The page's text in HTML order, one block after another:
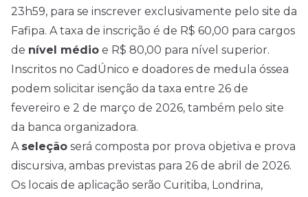
23h59, para se inscrever exclusivamente pelo site da
Fafipa. A taxa de inscrição é de R$ 60,00 para cargos
de nível médio e R$ 80,00 para nível superior.
Inscritos no CadÚnico e doadores de medula óssea
podem solicitar isenção da taxa entre 26 de
fevereiro e 2 de março de 2026, também pelo site
da banca organizadora.
A seleção será composta por prova objetiva e prova
discursiva, ambas previstas para 26 de abril de 2026.
Os locais de aplicação serão Curitiba, Londrina,